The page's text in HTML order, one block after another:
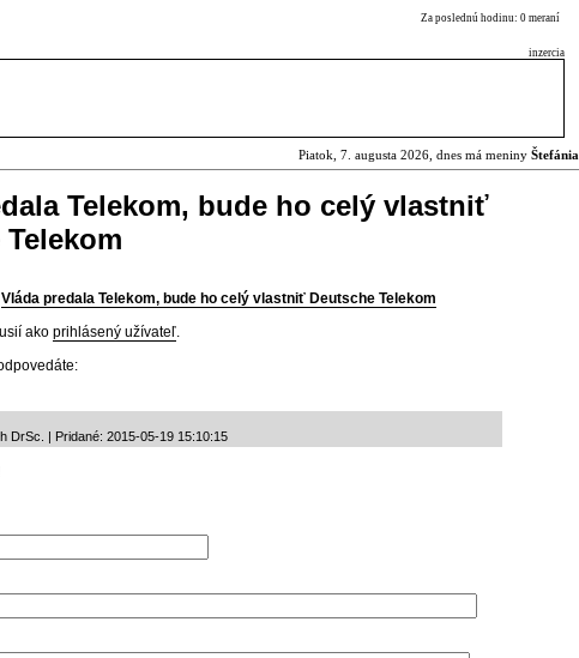
Za poslednú hodinu: 0 meraní
inzercia
Piatok, 7. augusta 2026, dnes má meniny Štefánia
Telekom, bude ho celý vlastniť
Vláda predala Telekom, bude ho celý vlastniť Deutsche Telekom
ako prihlásený užívateľ.
DrSc. | Pridané: 2015-05-19 15:10:15